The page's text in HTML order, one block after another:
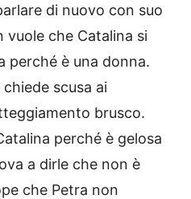
di nuovo con suo
vuole che Catalina si
perché è una donna.
scusa ai
brusco.
perché è gelosa
a dirle che non è
che Petra non